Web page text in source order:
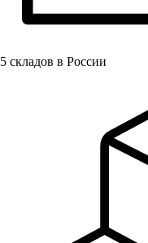
5 складов в России